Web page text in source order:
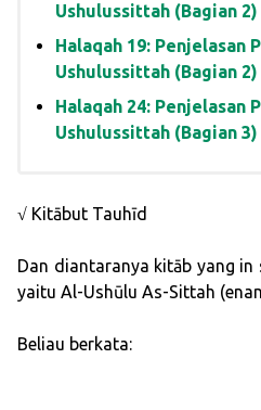
Ushulussittah (Bagian 2)
Halaqah 19: Penjelasan
Ushulussittah (Bagian 2)
Halaqah 24: Penjelasan
Ushulussittah (Bagian 3)
√ Kitābut Tauhīd
Dan diantaranya kitāb yang in
yaitu Al-Ushūlu As-Sittah
Beliau berkata: